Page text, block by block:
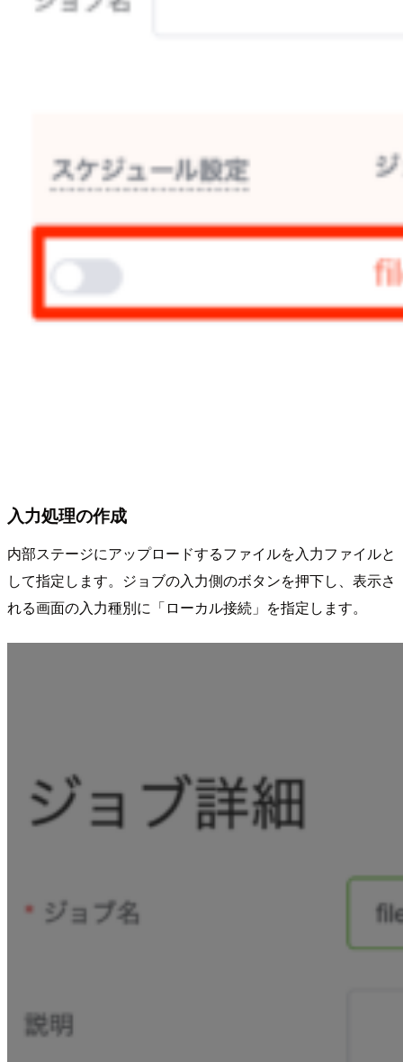
入力処理の作成
内部ステージにアップロードするファイルを入力ファイルと
して指定します。ジョブの入力側のボタンを押下し、表示さ
れる画面の入力種別に「ローカル接続」を指定します。